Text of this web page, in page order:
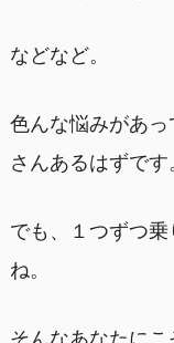
などなど。
色んな悩みがあっ
さんあるはずです
でも、１つずつ
ね。